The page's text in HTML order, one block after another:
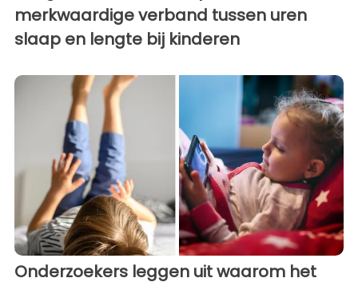
merkwaardige verband tussen uren
slaap en lengte bij kinderen
Onderzoekers leggen uit waarom het